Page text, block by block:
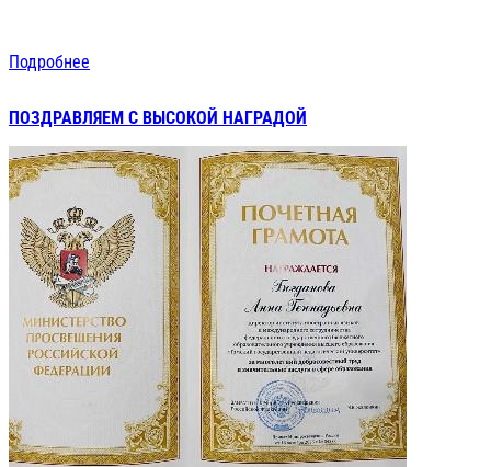
Подробнее
ПОЗДРАВЛЯЕМ С ВЫСОКОЙ НАГРАДОЙ